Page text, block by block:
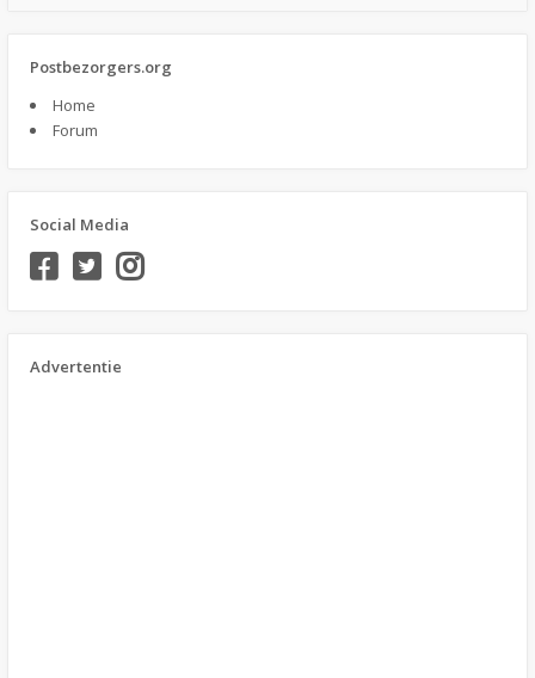
Postbezorgers.org
Home
Forum
Social Media
Advertentie